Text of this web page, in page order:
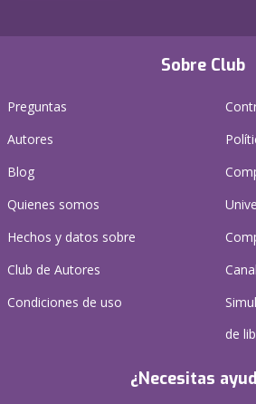
Sobre Club
Preguntas
Autores
Blog
Quienes somos
Hechos y datos sobre
Club de Autores
Condiciones de uso
de
¿Necesitas